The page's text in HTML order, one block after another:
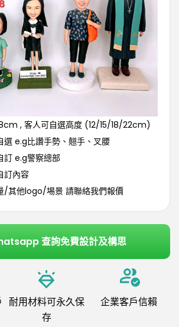
, 客人可自選高度 (12/15/18/22cm)
選 e.g比讚手勢、翹手、叉腰
訂 e.g警察總部
訂內容
/其他logo/埸景 請聯絡我們報價
查詢免費設計及構思
耐用材料可永久保
存
企業客戶信賴